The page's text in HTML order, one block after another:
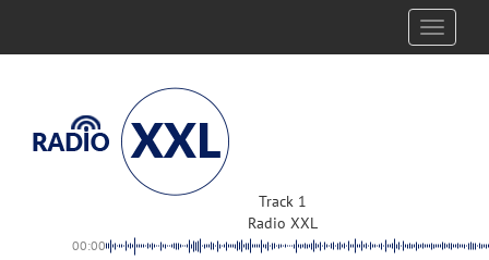
Toggle
Track 1
Radio XXL
00:00